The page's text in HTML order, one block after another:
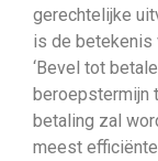
gerechtelijke
is de betekenis
‘Bevel tot
beroepstermijn
betaling zal
meest